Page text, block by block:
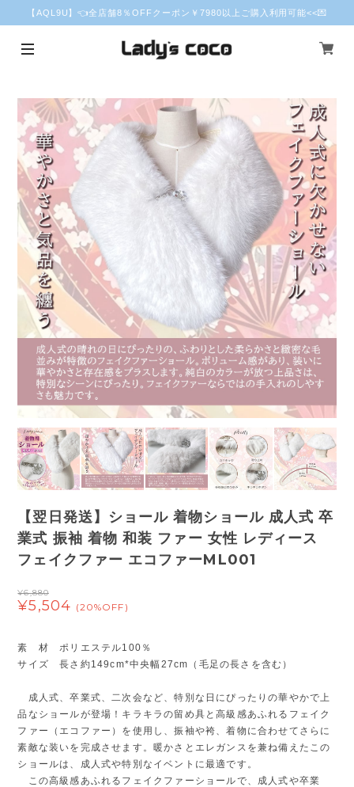
【AQL9U】👈全店舗8％OFFクーポン￥7980以上ご購入利用可能<<💌
【翌日発送】ショール 着物ショール 成人式 卒
業式 振袖 着物 和装 ファー 女性 レディース
フェイクファー エコファーML001
¥6,880
¥5,504 (20%OFF)
素 材 ポリエステル100％
サイズ 長さ約149cm*中央幅27cm（毛足の長さを含む）
成人式、卒業式、二次会など、特別な日にぴったりの華やかで上
品なショールが登場！キラキラの留め具と高級感あふれるフェイク
ファー（エコファー）を使用し、振袖や袴、着物に合わせてさらに
素敵な装いを完成させます。暖かさとエレガンスを兼ね備えたこの
ショールは、成人式や特別なイベントに最適です。
この高級感あふれるフェイクファーショールで、成人式や卒業